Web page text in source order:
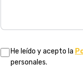
He leído y acepto la
personales.